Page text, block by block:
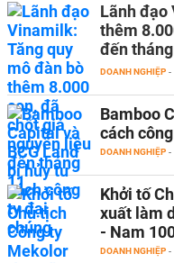
Lãnh đạo
thêm
đến tháng
DOANH NGHIỆP -
Bamboo
cách
DOANH NGHIỆP -
Khởi tố
xuất làm
- Nam
DOANH NGHIỆP -